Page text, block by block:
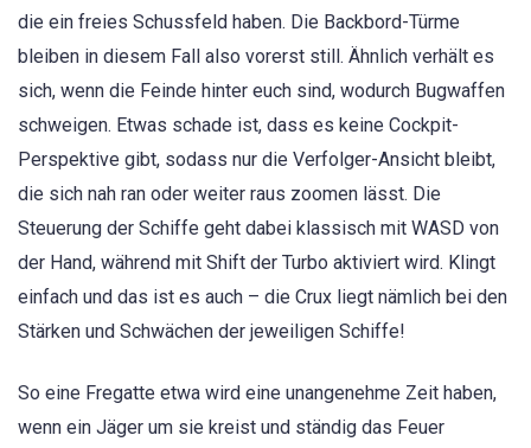
die ein freies Schussfeld haben. Die Backbord-Türme
bleiben in diesem Fall also vorerst still. Ähnlich verhält es
sich, wenn die Feinde hinter euch sind, wodurch Bugwaffen
schweigen. Etwas schade ist, dass es keine Cockpit-
Perspektive gibt, sodass nur die Verfolger-Ansicht bleibt,
die sich nah ran oder weiter raus zoomen lässt. Die
Steuerung der Schiffe geht dabei klassisch mit WASD von
der Hand, während mit Shift der Turbo aktiviert wird. Klingt
einfach und das ist es auch – die Crux liegt nämlich bei den
Stärken und Schwächen der jeweiligen Schiffe!
So eine Fregatte etwa wird eine unangenehme Zeit haben,
wenn ein Jäger um sie kreist und ständig das Feuer